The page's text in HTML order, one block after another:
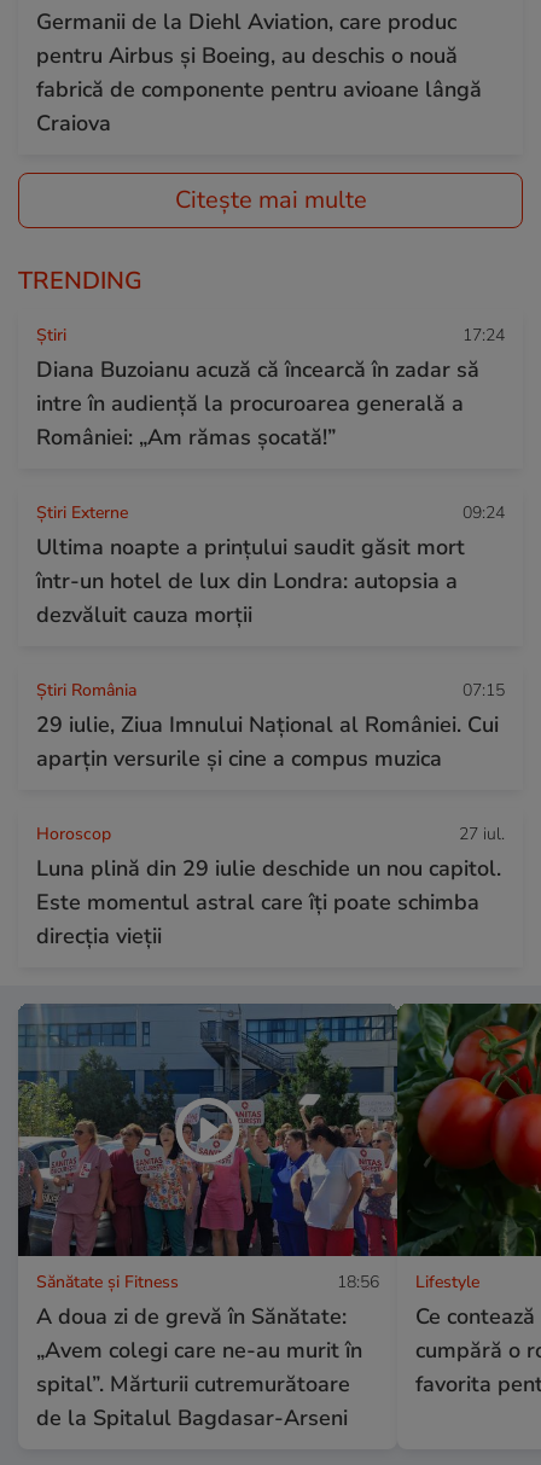
Germanii de la Diehl Aviation, care produc
pentru Airbus și Boeing, au deschis o nouă
fabrică de componente pentru avioane lângă
Craiova
Citește mai multe
TRENDING
Ştiri 17:24
Diana Buzoianu acuză că încearcă în zadar să
intre în audiență la procuroarea generală a
României: „Am rămas șocată!”
Știri Externe 09:24
Ultima noapte a prințului saudit găsit mort
într-un hotel de lux din Londra: autopsia a
dezvăluit cauza morții
Știri România 07:15
29 iulie, Ziua Imnului Național al României. Cui
aparțin versurile și cine a compus muzica
Horoscop 27 iul.
Luna plină din 29 iulie deschide un nou capitol.
Este momentul astral care îți poate schimba
direcția vieții
Sănătate și Fitness 18:56
A doua zi de grevă în Sănătate:
„Avem colegi care ne-au murit în
spital”. Mărturii cutremurătoare
de la Spitalul Bagdasar-Arseni
Lifestyle
Ce
cumpără o
favorita